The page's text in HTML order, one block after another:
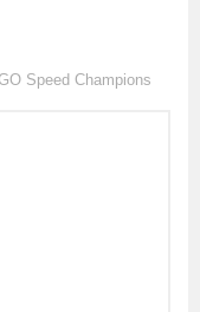
Speed Champions